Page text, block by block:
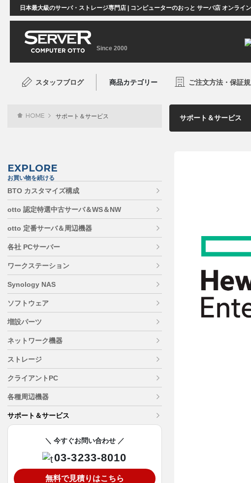
日本最大級のサーバ・ストレージ専門店 | コンピューターのおっと サーバ店 オンライ
Since 2000
スタッフブログ 商品カテゴリー ご注文方法・保証
HOME サポート＆サービス
EXPLORE
お買い物を続ける
BTO カスタマイズ構成
otto 認定特選中古サーバ＆WS＆NW
otto 定番サーバ＆周辺機器
各社 PCサーバー
ワークステーション
Synology NAS
ソフトウェア
増設パーツ
ネットワーク機器
ストレージ
クライアントPC
各種周辺機器
サポート＆サービス
＼ 今すぐお問い合わせ ／
03-3233-8010
無料で見積りはこちら